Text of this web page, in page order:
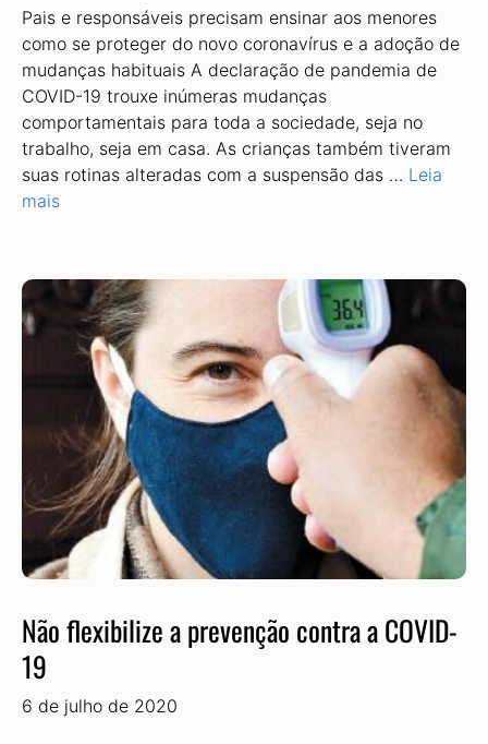
Pais e responsáveis precisam ensinar aos menores
como se proteger do novo coronavírus e a adoção de
mudanças habituais A declaração de pandemia de
COVID-19 trouxe inúmeras mudanças
comportamentais para toda a sociedade, seja no
trabalho, seja em casa. As crianças também tiveram
suas rotinas alteradas com a suspensão das … Leia
mais
Não flexibilize a prevenção contra a COVID-
19
6 de julho de 2020